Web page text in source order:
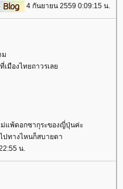
4 กันยายน 2559 0:09:15 น.
ม
เมืองไทยถาวรเล
แพ้ดอกซากุระของญี่ปุ่นค่ะ
ทางไหนก็สบายตา
น.